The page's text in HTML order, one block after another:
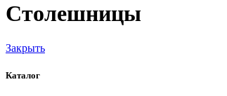
Столешницы
Закрыть
Каталог